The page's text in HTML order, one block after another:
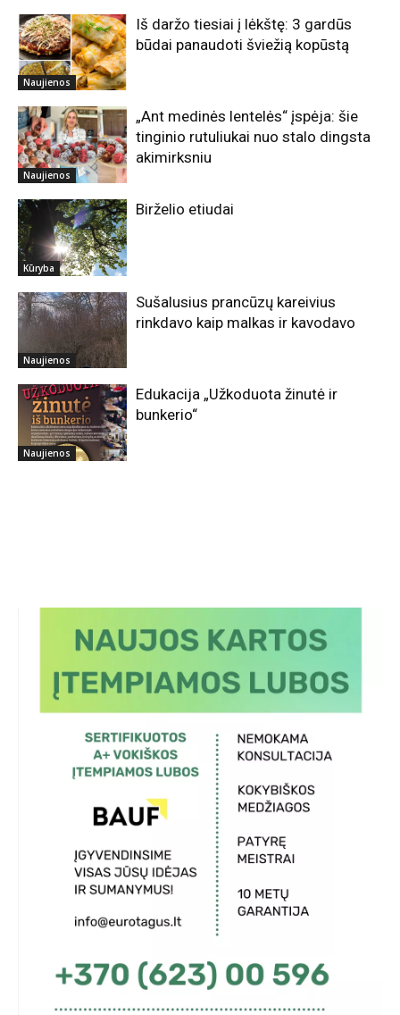
Naujienos
Iš daržo tiesiai į lėkštę: 3 gardūs
būdai panaudoti šviežią kopūstą
Naujienos
„Ant medinės lentelės“ įspėja: šie
tinginio rutuliukai nuo stalo dingsta
akimirksniu
Kūryba
Birželio etiudai
Naujienos
Sušalusius prancūzų kareivius
rinkdavo kaip malkas ir kavodavo
Naujienos
Edukacija „Užkoduota žinutė ir
bunkerio“